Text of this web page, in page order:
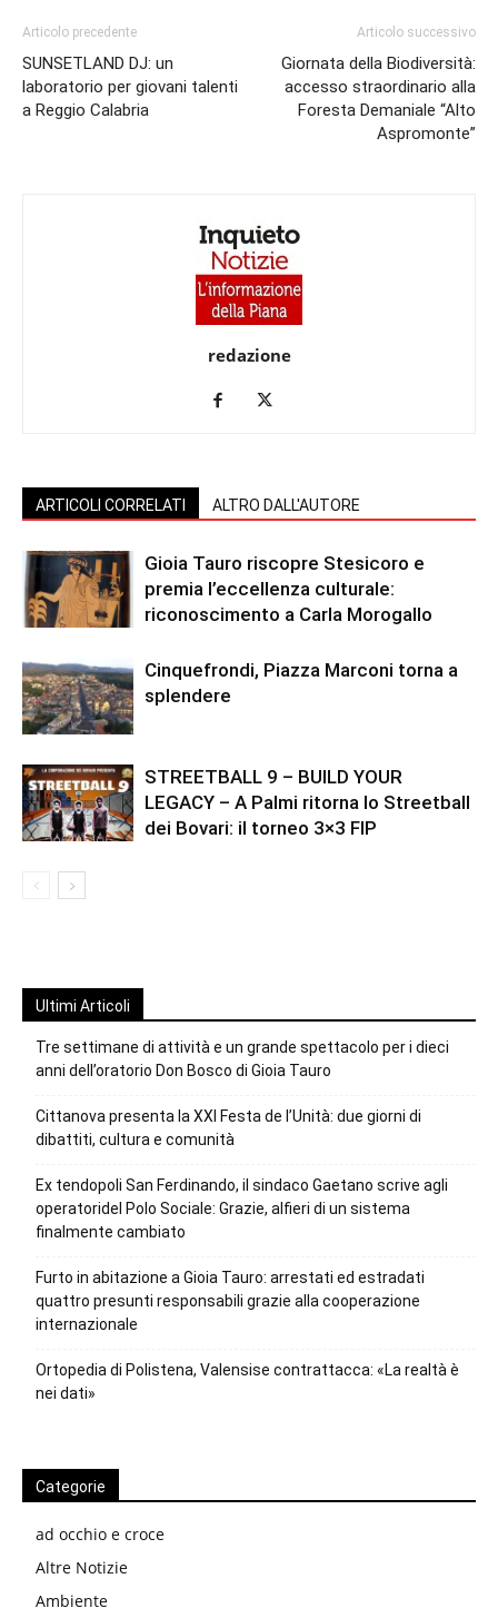
Articolo precedente
SUNSETLAND DJ: un
laboratorio per giovani talenti
a Reggio Calabria
Articolo successivo
Giornata della Biodiversità:
accesso straordinario alla
Foresta Demaniale “Alto
Aspromonte”
redazione
ARTICOLI CORRELATI ALTRO DALL'AUTORE
Gioia Tauro riscopre Stesicoro e
premia l’eccellenza culturale:
riconoscimento a Carla Morogallo
Cinquefrondi, Piazza Marconi torna a
splendere
STREETBALL 9 – BUILD YOUR
LEGACY – A Palmi ritorna lo Streetball
dei Bovari: il torneo 3×3 FIP
Ultimi Articoli
Tre settimane di attività e un grande spettacolo per i dieci
anni dell’oratorio Don Bosco di Gioia Tauro
Cittanova presenta la XXI Festa de l’Unità: due giorni di
dibattiti, cultura e comunità
Ex tendopoli San Ferdinando, il sindaco Gaetano scrive agli
operatoridel Polo Sociale: Grazie, alfieri di un sistema
finalmente cambiato
Furto in abitazione a Gioia Tauro: arrestati ed estradati
quattro presunti responsabili grazie alla cooperazione
internazionale
Ortopedia di Polistena, Valensise contrattacca: «La realtà è
nei dati»
Categorie
ad occhio e croce
Altre Notizie
Ambiente